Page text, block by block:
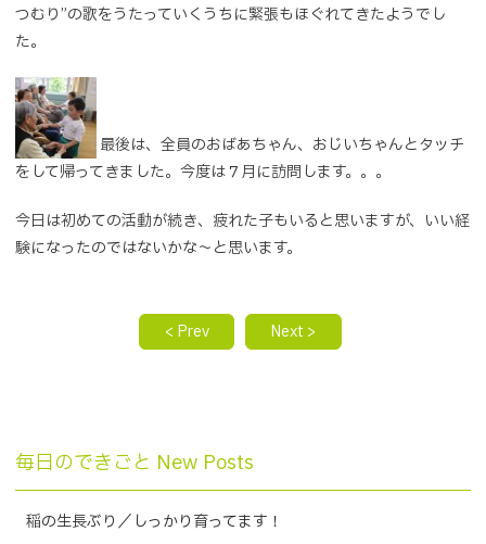
つむり”の歌をうたっていくうちに緊張もほぐれてきたようでし
た。
最後は、全員のおばあちゃん、おじいちゃんとタッチ
をして帰ってきました。今度は７月に訪問します。。。
今日は初めての活動が続き、疲れた子もいると思いますが、いい経
験になったのではないかな～と思います。
< Prev Next >
毎日のできごと New Posts
稲の生長ぶり／しっかり育ってます！